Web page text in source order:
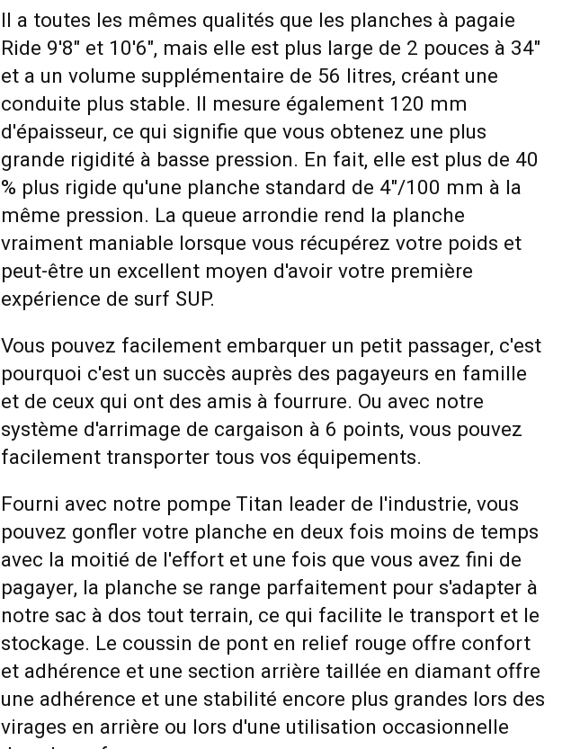
Il a toutes les mêmes qualités que les planches à pagaie
Ride 9'8" et 10'6", mais elle est plus large de 2 pouces à 34"
et a un volume supplémentaire de 56 litres, créant une
conduite plus stable. Il mesure également 120 mm
d'épaisseur, ce qui signifie que vous obtenez une plus
grande rigidité à basse pression. En fait, elle est plus de 40
% plus rigide qu'une planche standard de 4"/100 mm à la
même pression. La queue arrondie rend la planche
vraiment maniable lorsque vous récupérez votre poids et
peut-être un excellent moyen d'avoir votre première
expérience de surf SUP.
Vous pouvez facilement embarquer un petit passager, c'est
pourquoi c'est un succès auprès des pagayeurs en famille
et de ceux qui ont des amis à fourrure. Ou avec notre
système d'arrimage de cargaison à 6 points, vous pouvez
facilement transporter tous vos équipements.
Fourni avec notre pompe Titan leader de l'industrie, vous
pouvez gonfler votre planche en deux fois moins de temps
avec la moitié de l'effort et une fois que vous avez fini de
pagayer, la planche se range parfaitement pour s'adapter à
notre sac à dos tout terrain, ce qui facilite le transport et le
stockage. Le coussin de pont en relief rouge offre confort
et adhérence et une section arrière taillée en diamant offre
une adhérence et une stabilité encore plus grandes lors des
virages en arrière ou lors d'une utilisation occasionnelle